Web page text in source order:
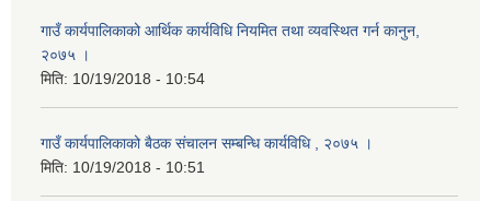
गाउँ कार्यपालिकाको आर्थिक कार्यविधि नियमित तथा व्यवस्थित गर्न कानुन,
२०७५ ।
मिति: 10/19/2018 - 10:54
गाउँ कार्यपालिकाको बैठक संचालन सम्बन्धि कार्यविधि , २०७५ ।
मिति: 10/19/2018 - 10:51